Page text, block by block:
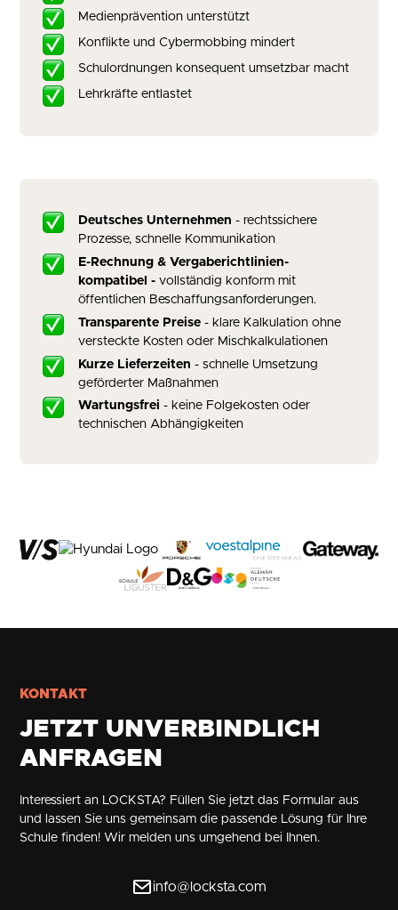
Medienprävention unterstützt
Konflikte und Cybermobbing mindert
Schulordnungen konsequent umsetzbar macht
Lehrkräfte entlastet
Deutsches Unternehmen - rechtssichere
Prozesse, schnelle Kommunikation
E-Rechnung & Vergaberichtlinien-
kompatibel - vollständig konform mit
öffentlichen Beschaffungsanforderungen.
Transparente Preise- klare Kalkulation ohne
versteckte Kosten oder Mischkalkulationen
Kurze Lieferzeiten - schnelle Umsetzung
geförderter Maßnahmen
Wartungsfrei - keine Folgekosten oder
technischen Abhängigkeiten
KONTAKT
JETZT UNVERBINDLICH
ANFRAGEN
Interessiert an LOCKSTA? Füllen Sie jetzt das Formular aus
und lassen Sie uns gemeinsam die passende Lösung für Ihre
Schule finden! Wir melden uns umgehend bei Ihnen.
info@locksta.com